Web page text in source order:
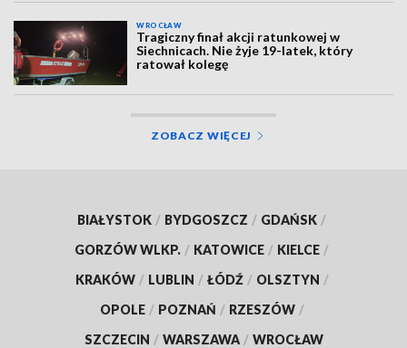
WROCŁAW
Tragiczny finał akcji ratunkowej w
Siechnicach. Nie żyje 19-latek, który
ratował kolegę
ZOBACZ WIĘCEJ
BIAŁYSTOK / BYDGOSZCZ / GDAŃSK /
GORZÓW WLKP. / KATOWICE / KIELCE /
KRAKÓW / LUBLIN / ŁÓDŹ / OLSZTYN /
OPOLE / POZNAŃ / RZESZÓW /
SZCZECIN / WARSZAWA / WROCŁAW